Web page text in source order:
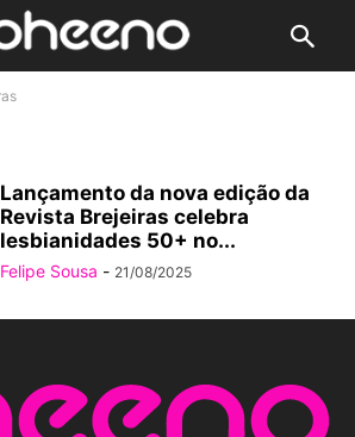
Lançamento da nova edição da
Revista Brejeiras celebra
lesbianidades 50+ no...
Felipe Sousa - 21/08/2025